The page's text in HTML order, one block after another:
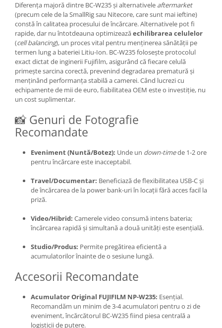
Genti Laptop si iPad
Hand Strap / Grip
Troller
Accesorii genti si trollere
Solid-State Drive (SSD)
Video / Camere si accesorii
Camere video profesionale
Camere Video Cinematice
Camere video de actiune
Accesorii drone
Acumulatori camere video
Lampi video
Huse Protectie / Ploaie camere
Accesorii diverse pt camere video
Camere Video Cinematice
Camere Video Compacte
Diferența majoră dintre BC-W235 și alternativele aftermarket
(precum cele de la SmallRig sau Nitecore,care sunt mai ieftine)
constă în calitatea procesului de încărcare.Alternativele pot fi
rapide,dar nu întotdeauna optimizeazăechilibrarea celulelor
(cell balancing), un proces vital pentru menținerea sănătății pe
termen lung a bateriei Litiu-Ion. BC-W235 folosește protocolul
exact dictat de inginerii Fujifilm,asigurând că fiecare celulă
primește sarcina corectă, prevenind degradarea prematură și
menținând performanța stabilă a camerei.Când lucrezi cu
echipamente de mii de euro,fiabilitatea OEM este o investiție, nu
un cost suplimentar.
📸 Genuri de Fotografie
Recomandate
Eveniment (Nuntă/Botez): Unde un down-timede 1-2 ore
pentru încărcare este inacceptabil.
Travel/Documentar: Beneficiază de flexibilitatea USB-C și
de încărcarea de la power bank-uri în locații fără acces facil la
priză.
Video/Hibrid: Camerele video consumă intens bateria;
încărcarea rapidă și simultană a două unități este esențială.
Studio/Produs: Permite pregătirea eficientă a
acumulatorilor înainte de o sesiune lungă.
Accesorii Recomandate
Acumulator Original FUJIFILM NP-W235: Esențial.
Recomandăm un minim de 3-4 acumulatori pentru o zi de
eveniment,încărcătorul BC-W235 fiind piesa centrală a
logisticii de putere.